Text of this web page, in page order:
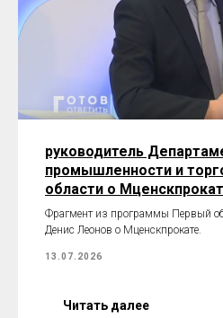
руководитель
промышленности и
области о
Фрагмент из программы Первый
Денис Леонов о Мценскпрокате.
13.07.2026
Читать далее